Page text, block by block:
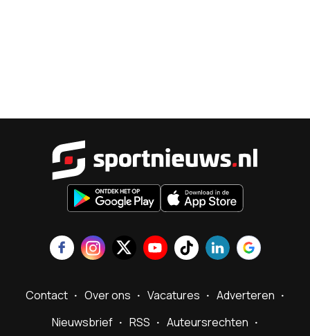
Contact Over ons Vacatures
Adverteren
Nieuwsbrief
RSS Auteursrechten